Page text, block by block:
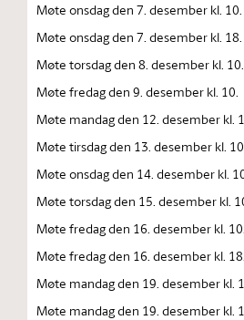
Møte onsdag den 7. desember kl. 10.
Møte onsdag den 7. desember kl. 18.
Møte torsdag den 8. desember kl. 10.
Møte fredag den 9. desember kl. 10.
Møte mandag den 12. desember kl.
Møte tirsdag den 13. desember kl.
Møte onsdag den 14. desember kl.
Møte torsdag den 15. desember kl.
Møte fredag den 16. desember kl. 10.
Møte fredag den 16. desember kl. 18.
Møte mandag den 19. desember kl.
Møte mandag den 19. desember kl.